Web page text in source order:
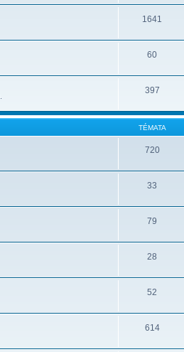
1641
60
397
TÉMATA
720
33
79
28
52
614